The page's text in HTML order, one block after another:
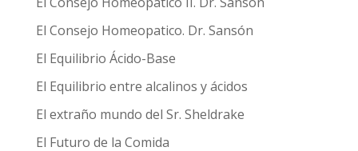
El Consejo Homeopatico. Dr. Sansón
El Equilibrio Ácido-Base
El Equilibrio entre alcalinos y ácidos
El extraño mundo del Sr. Sheldrake
El Futuro de la Comida